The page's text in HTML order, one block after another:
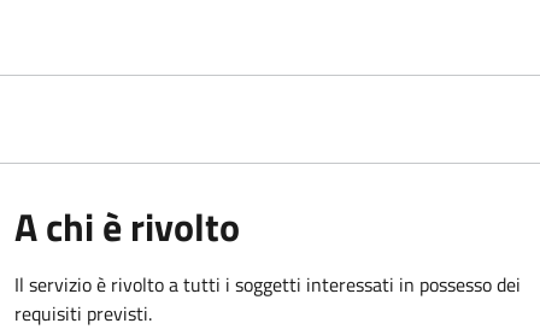
A chi è rivolto
Il servizio è rivolto a tutti i soggetti interessati in possesso dei
requisiti previsti.